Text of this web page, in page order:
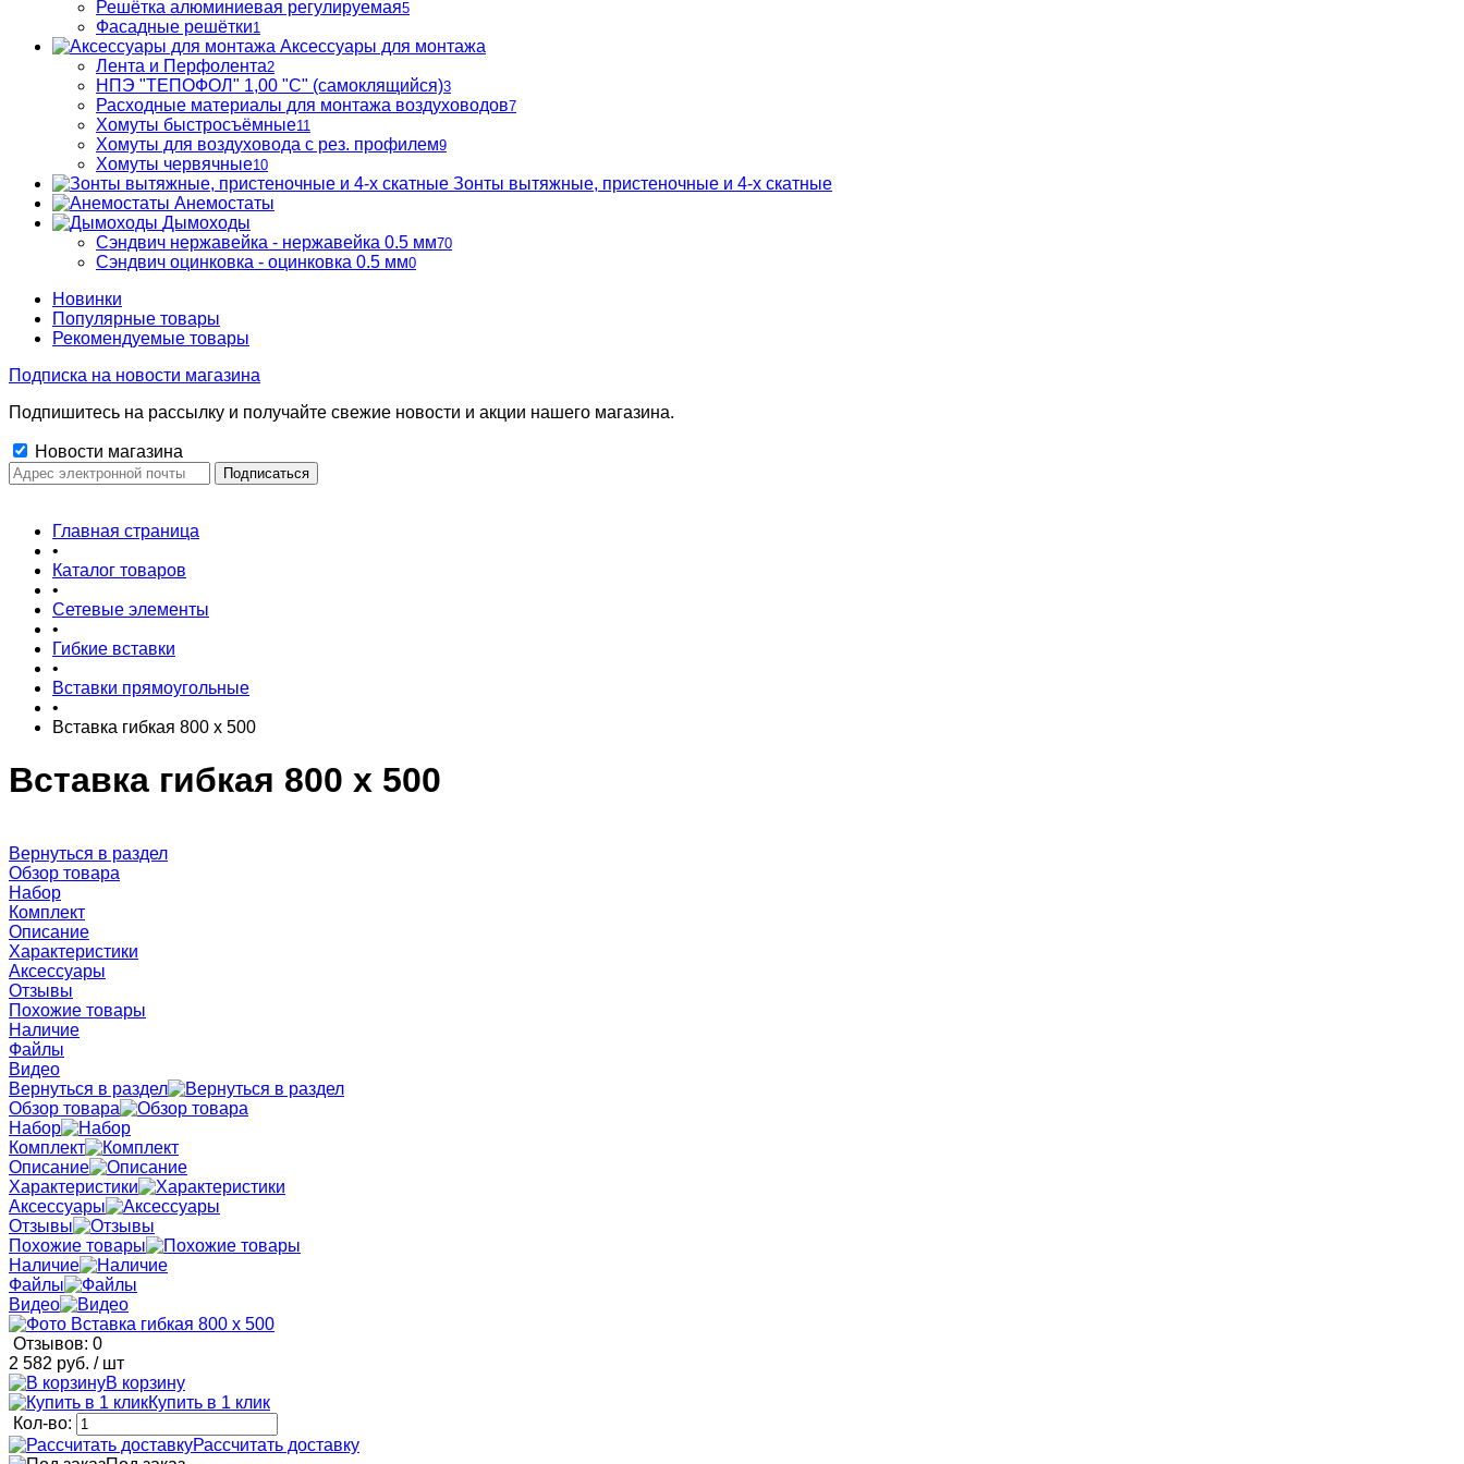
Решётка алюминиевая регулируемая5
Фасадные решётки1
Аксессуары для монтажа
Лента и Перфолента2
НПЭ "ТЕПОФОЛ" 1,00 "С" (самоклящийся)3
Расходные материалы для монтажа воздуховодов7
Хомуты быстросъёмные11
Хомуты для воздуховода с рез. профилем9
Хомуты червячные10
Зонты вытяжные, пристеночные и 4-х скатные
Анемостаты
Дымоходы
Сэндвич нержавейка - нержавейка 0.5 мм70
Сэндвич оцинковка - оцинковка 0.5 мм0
Новинки
Популярные товары
Рекомендуемые товары
Подписка на новости магазина
Подпишитесь на рассылку и получайте свежие новости и акции нашего магазина.
Новости магазина
Главная страница
•
Каталог товаров
•
Сетевые элементы
•
Гибкие вставки
•
Вставки прямоугольные
•
Вставка гибкая 800 x 500
Вставка гибкая 800 x 500
Вернуться в раздел
Обзор товара
Набор
Комплект
Описание
Характеристики
Аксессуары
Отзывы
Похожие товары
Наличие
Файлы
Видео
Вернуться в раздел
Обзор товара
Набор
Комплект
Описание
Характеристики
Аксессуары
Отзывы
Похожие товары
Наличие
Файлы
Видео
Отзывов: 0
2 582 руб. / шт
В корзину
Купить в 1 клик
Кол-во:
Рассчитать доставку